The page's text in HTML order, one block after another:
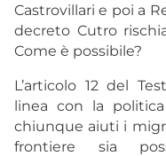
Castrovillari e poi a
decreto Cutro
Come è possibile?
L’articolo 12 del
linea con la
chiunque aiuti i
frontiere sia